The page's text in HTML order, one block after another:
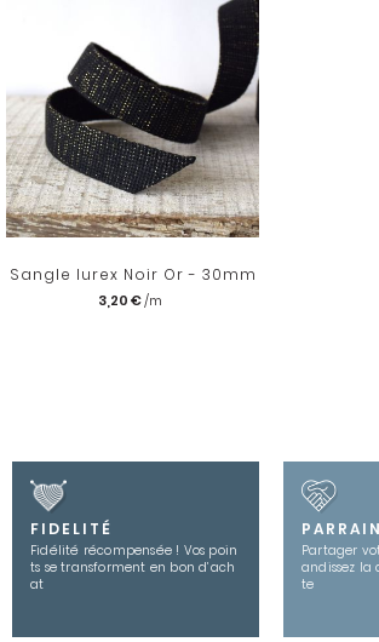
Sangle lurex Noir Or - 30mm
3,20 €
FIDELITÉ
Fidélité récompensée ! Vos poin
ts se transforment en bon d’ach
at
Partager
andissez la
te